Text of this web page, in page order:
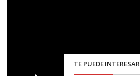
TE PUEDE INTERESAR